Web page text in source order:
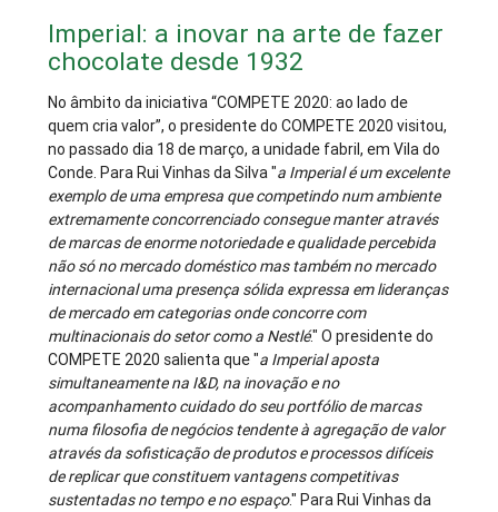
Imperial: a inovar na arte de fazer
chocolate desde 1932
No âmbito da iniciativa “COMPETE 2020: ao lado de
quem cria valor”, o presidente do COMPETE 2020 visitou,
no passado dia 18 de março, a unidade fabril, em Vila do
Conde. Para Rui Vinhas da Silva "a Imperial é um excelente
exemplo de uma empresa que competindo num ambiente
extremamente concorrenciado consegue manter através
de marcas de enorme notoriedade e qualidade percebida
não só no mercado doméstico mas também no mercado
internacional uma presença sólida expressa em lideranças
de mercado em categorias onde concorre com
multinacionais do setor como a Nestlé." O presidente do
COMPETE 2020 salienta que "a Imperial aposta
simultaneamente na I&D, na inovação e no
acompanhamento cuidado do seu portfólio de marcas
numa filosofia de negócios tendente à agregação de valor
através da sofisticação de produtos e processos difíceis
de replicar que constituem vantagens competitivas
sustentadas no tempo e no espaço." Para Rui Vinhas da